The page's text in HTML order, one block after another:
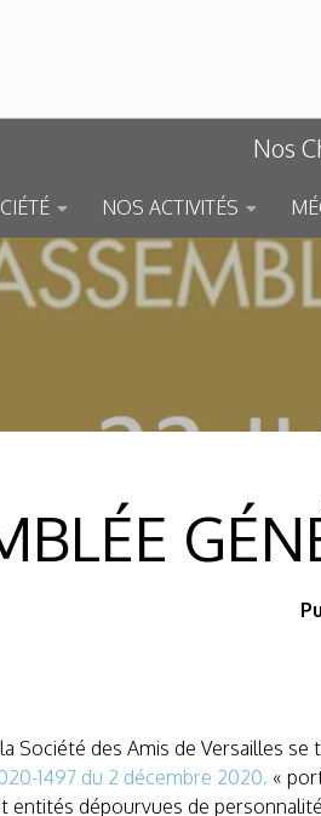
Nos
NOS ACTIVITÉS
Société des Amis de Versailles
1497 du 2 décembre 2020. «
dépourvues de